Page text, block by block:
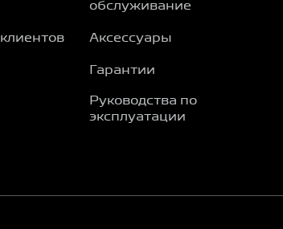
обслуживание
Аксессуары
Гарантии
Руководства по
эксплуатации